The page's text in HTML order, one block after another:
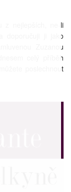
z nejlepších, ne-li
doporučuji ji jako
Zuzanou
celý příběh
poslechnout